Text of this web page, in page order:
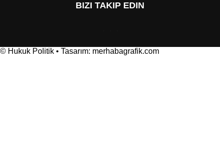
BIZI TAKIP EDIN
© Hukuk Politik • Tasarım: merhabagrafik.com